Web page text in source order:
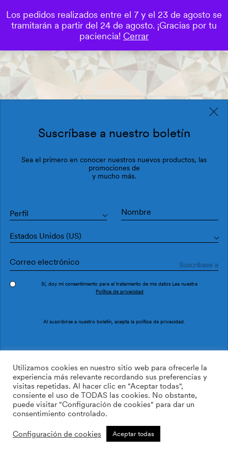
0
Ref. M4119-2
113.64$ /m2
Suscríbase a nuestro boletín
Sea el primero en conocer nuestros nuevos productos, las
promociones de
y mucho más.
Perfil
Estados Unidos (US)
Sí, doy mi consentimiento para el tratamiento de mis datos Lea nuestra
Política de privacidad
Al suscribirse a nuestro boletín, acepta la política de privacidad
Utilizamos cookies en nuestro sitio web para ofrecerle la
experiencia más relevante recordando sus preferencias y
visitas repetidas. Al hacer clic en "Aceptar todas",
consiente el uso de TODAS las cookies. No obstante,
puede visitar "Configuración de cookies" para dar un
consentimiento controlado.
Configuración de cookies Aceptar todas
Los pedidos realizados entre el 7 y el 23 de agosto se
tramitarán a partir del 24 de agosto. ¡Gracias por tu
paciencia! Cerrar